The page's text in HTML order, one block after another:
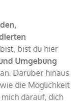
bist, bist du hier
Umgebung
Darüber hinaus
die Möglichkeit
mich darauf, dich